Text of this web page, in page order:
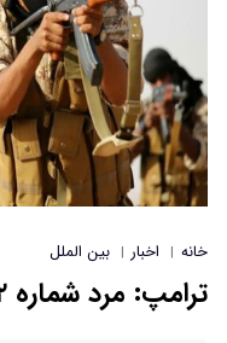
خانه | اخبار | بین الملل
ترامپ: مرد شماره ۲ داعش را کشتیم